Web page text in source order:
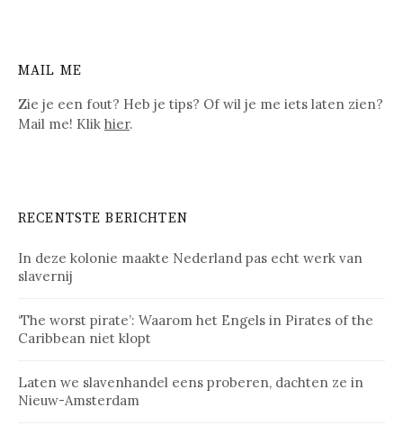
MAIL ME
Zie je een fout? Heb je tips? Of wil je me iets laten zien?
Mail me! Klik hier.
RECENTSTE BERICHTEN
In deze kolonie maakte Nederland pas echt werk van
slavernij
‘The worst pirate’: Waarom het Engels in Pirates of the
Caribbean niet klopt
Laten we slavenhandel eens proberen, dachten ze in
Nieuw-Amsterdam